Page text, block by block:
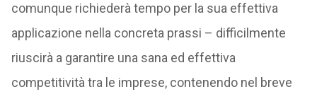
comunque richiederà tempo per la sua effettiva
applicazione nella concreta prassi – difficilmente
riuscirà a garantire una sana ed effettiva
competitività tra le imprese, contenendo nel breve